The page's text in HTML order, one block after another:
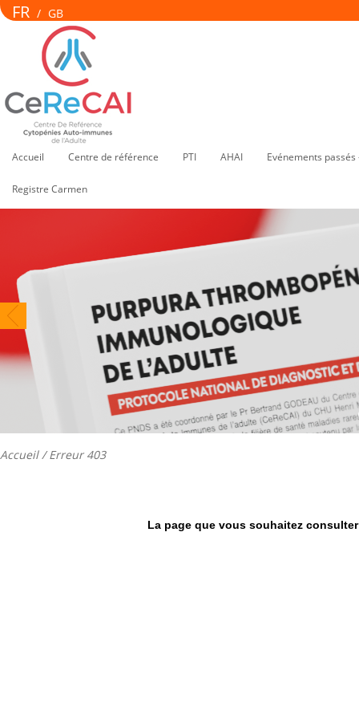
FR / GB
Accueil Centre de référence PTI AHAI Evénements
Registre Carmen
Accueil/ Erreur 403
La page que vous souhaitez